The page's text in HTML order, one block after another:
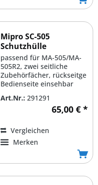
Mipro SC-505
Schutzhülle
passend für MA-505/MA-
505R2, zwei seitliche
Zubehörfächer, rückseitge
Bedienseite einsehbar
Art.Nr.: 291291
65,00 € *
Vergleichen
Merken